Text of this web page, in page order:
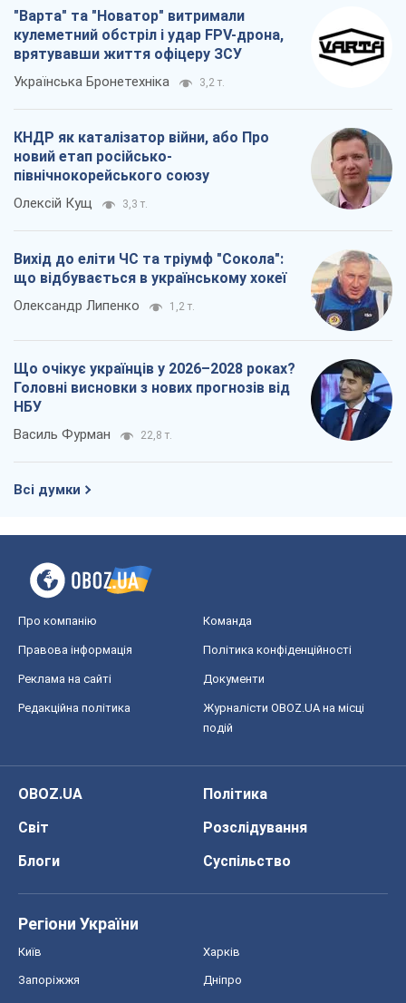
"Варта" та "Новатор" витримали
кулеметний обстріл і удар FPV-дрона,
врятувавши життя офіцеру ЗСУ
Українська Бронетехніка 3,2 т.
КНДР як каталізатор війни, або Про
новий етап російсько-
північнокорейського союзу
Олексій Кущ 3,3 т.
Вихід до еліти ЧС та тріумф "Сокола":
що відбувається в українському хокеї
Олександр Липенко 1,2 т.
Що очікує українців у 2026–2028 роках?
Головні висновки з нових прогнозів від
НБУ
Василь Фурман 22,8 т.
Всі думки
Про компанію Команда
Правова інформація Політика конфіденційності
Реклама на сайті Документи
Редакційна політика
Журналісти OBOZ.UA на місці
подій
OBOZ.UA
Політика
Світ
Розслідування
Блоги
Суспільство
Регіони України
Київ Харків
Запоріжжя Дніпро